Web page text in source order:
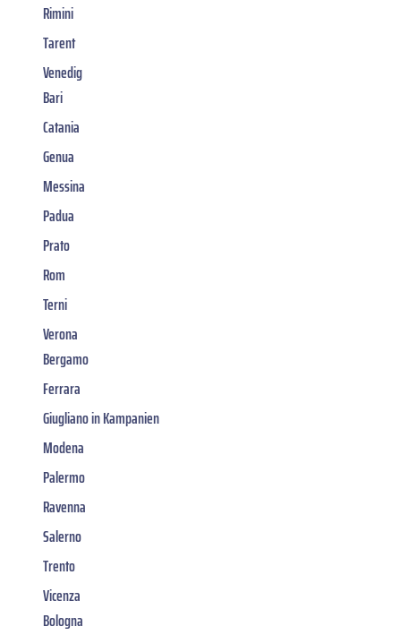
Rimini
Tarent
Venedig
Bari
Catania
Genua
Messina
Padua
Prato
Rom
Terni
Verona
Bergamo
Ferrara
Giugliano in Kampanien
Modena
Palermo
Ravenna
Salerno
Trento
Vicenza
Bologna